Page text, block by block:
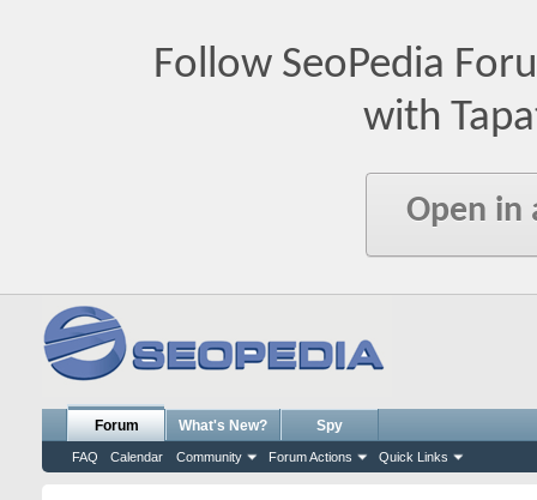
Follow SeoPedia
with
Open in
Forum
FAQ Calendar Community Forum Actions Quick Links
What's New? Spy